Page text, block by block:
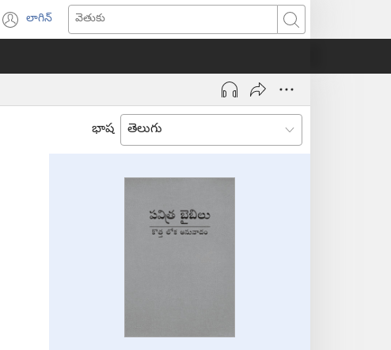
లాగిన్
విండో
అవుతుంది)
వెతుకు
భాష